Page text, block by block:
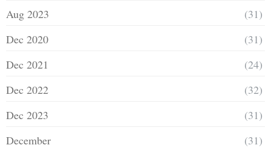
Aug 2023
(31)
Dec 2020
(31)
Dec 2021
(24)
Dec 2022
(32)
Dec 2023
(31)
December
(31)